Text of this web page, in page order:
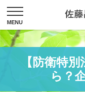
【防衛特
ら？